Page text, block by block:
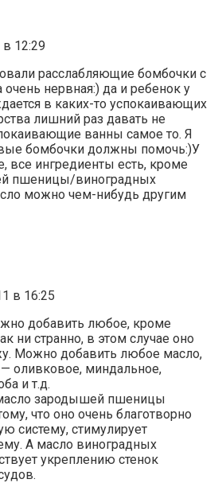
в 12:29
расслабляющие бомбочки с
нервная:) да и ребенок у
в каких-то успокаивающих
лишний раз давать не
ванны самое то. Я
бомбочки должны помочь:)У
все ингредиенты есть, кроме
пшеницы/виноградных
можно чем-нибудь другим
в 16:25
добавить любое, кроме
ни странно, в этом случае оно
Можно добавить любое масло,
— оливковое, миндальное,
и т.д.
зародышей пшеницы
что оно очень благотворно
систему, стимулирует
А масло виноградных
укреплению стенок